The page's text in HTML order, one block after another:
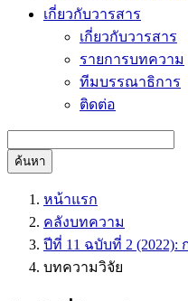
เกี่ยวกับวารสาร
เกี่ยวกับวารสาร
รายการบทความ
ทีมบรรณาธิการ
ติดต่อ
ค้นหา
หน้าแรก
คลังบทความ
ปีที่ 11 ฉบับที่ 2
บทความวิจัย